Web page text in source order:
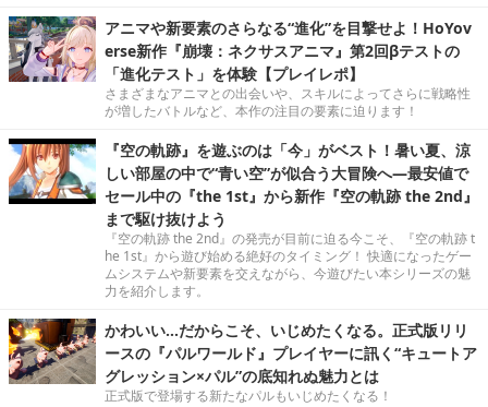
アニマや新要素のさらなる“進化”を目撃せよ！HoYov
erse新作『崩壊：ネクサスアニマ』第2回βテストの
「進化テスト」を体験【プレイレポ】
さまざまなアニマとの出会いや、スキルによってさらに戦略性
が増したバトルなど、本作の注目の要素に迫ります！
『空の軌跡』を遊ぶのは「今」がベスト！暑い夏、涼
しい部屋の中で“青い空”が似合う大冒険へ―最安値で
セール中の『the 1st』から新作『空の軌跡 the 2nd』
まで駆け抜けよう
『空の軌跡 the 2nd』の発売が目前に迫る今こそ、『空の軌跡 t
he 1st』から遊び始める絶好のタイミング！ 快適になったゲー
ムシステムや新要素を交えながら、今遊びたい本シリーズの魅
力を紹介します。
かわいい…だからこそ、いじめたくなる。正式版リリ
ースの『パルワールド』プレイヤーに訊く“キュートア
グレッション×パル”の底知れぬ魅力とは
正式版で登場する新たなパルもいじめたくなる！